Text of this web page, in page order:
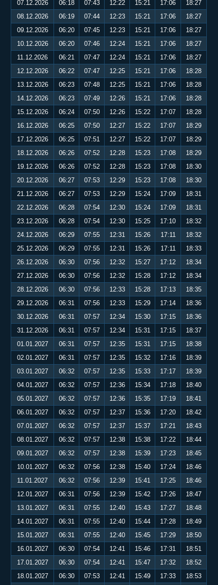
07.12.2026 06:18 07:43 12:22 15:21 17:06
18:27
08.12.2026
06:19 07:44 12:23 15:21 17:06
18:27
09.12.2026
06:20 07:45 12:23 15:21 17:06
18:27
10.12.2026
06:20 07:46 12:24 15:21 17:06
18:27
11.12.2026
06:21 07:47 12:24 15:21 17:06
18:27
12.12.2026
06:22 07:47 12:25 15:21 17:06
18:28
13.12.2026
06:23 07:48 12:25 15:21 17:06
18:28
14.12.2026
06:23 07:49 12:26 15:21 17:06
18:28
15.12.2026
06:24 07:50 12:26 15:22 17:07
18:28
16.12.2026
06:25 07:50 12:27 15:22 17:07
18:29
17.12.2026
06:25 07:51 12:27 15:22 17:07
18:29
18.12.2026
06:26 07:52 12:28 15:23 17:08
18:29
19.12.2026
06:26 07:52 12:28 15:23 17:08
18:30
20.12.2026
06:27 07:53 12:29 15:23 17:08
18:30
21.12.2026
06:27 07:53 12:29 15:24 17:09
18:31
22.12.2026
06:28 07:54 12:30 15:24 17:09
18:31
23.12.2026
06:28 07:54 12:30 15:25 17:10
18:32
24.12.2026
06:29 07:55 12:31 15:26 17:11
18:32
25.12.2026
06:29 07:55 12:31 15:26 17:11
18:33
26.12.2026
06:30 07:56 12:32 15:27 17:12
18:34
27.12.2026
06:30 07:56 12:32 15:28 17:12
18:34
28.12.2026
06:30 07:56 12:33 15:28 17:13
18:35
29.12.2026
06:31 07:56 12:33 15:29 17:14
18:36
30.12.2026
06:31 07:57 12:34 15:30 17:15
18:36
31.12.2026
06:31 07:57 12:34 15:31 17:15
18:37
01.01.2027
06:31 07:57 12:35 15:31 17:15
18:38
02.01.2027
06:31 07:57 12:35 15:32 17:16
18:39
03.01.2027
06:32 07:57 12:35 15:33 17:17
18:39
04.01.2027
06:32 07:57 12:36 15:34 17:18
18:40
05.01.2027
06:32 07:57 12:36 15:35 17:19
18:41
06.01.2027
06:32 07:57 12:37 15:36 17:20
18:42
07.01.2027
06:32 07:57 12:37 15:37 17:21
18:43
08.01.2027
06:32 07:57 12:38 15:38 17:22
18:44
09.01.2027
06:32 07:57 12:38 15:39 17:23
18:45
10.01.2027
06:32 07:56 12:38 15:40 17:24
18:46
11.01.2027
06:32 07:56 12:39 15:41 17:25
18:46
12.01.2027
06:31 07:56 12:39 15:42 17:26
18:47
13.01.2027
06:31 07:55 12:40 15:43 17:27
18:48
14.01.2027
06:31 07:55 12:40 15:44 17:28
18:49
15.01.2027
06:31 07:55 12:40 15:45 17:29
18:50
16.01.2027
06:30 07:54 12:41 15:46 17:31
18:51
17.01.2027
06:30 07:54 12:41 15:47 17:32
18:52
18.01.2027
06:30 07:53 12:41 15:49 17:33
18:53